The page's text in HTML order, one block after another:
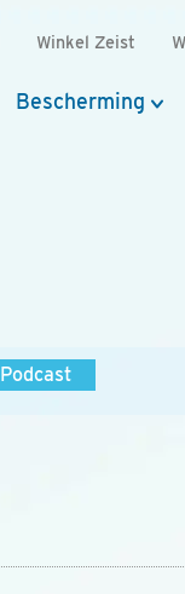
Winkel Zeist
Bescherming
Podcast